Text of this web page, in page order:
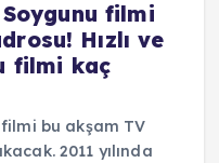
Soygunu filmi
Hızlı ve
filmi kaç
filmi bu akşam TV
2011 yılında